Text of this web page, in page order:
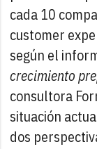
cada 10
customer
según el
crecimiento
consultora
situación
dos